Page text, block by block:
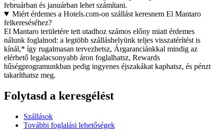
februárban és januárban lehet számítani.
Miért érdemes a Hotels.com-on szállást keresnem El Mantaro
felkereséséhez?
El Mantaro területére tett utadhoz számos előny miatt érdemes
nálunk foglalnod: a legtöbb szálláshelyünk teljes visszatérítést is
kínál,* így rugalmasan tervezhetsz, Árgaranciánkkal mindig az
elérhető legalacsonyabb áron foglalhatsz, Rewards
hűségprogramunkban pedig ingyenes éjszakákat kaphatsz, és pénzt
takaríthatsz meg.
Folytasd a keresgélést
Szállások
További foglalási lehetőségek